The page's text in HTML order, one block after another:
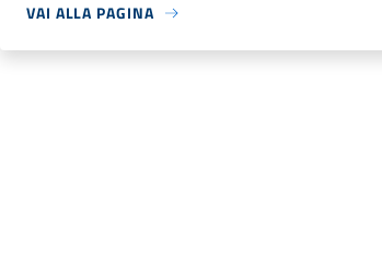
VAI ALLA PAGINA